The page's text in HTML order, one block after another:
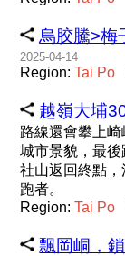
烏胶騰>梅
2025-04-14
Region:Tai Po
越嶺大埔
路線還會攀上
城市景貌，最
社山返回終點
跑者。
Region:Tai Po
飄岡峒，